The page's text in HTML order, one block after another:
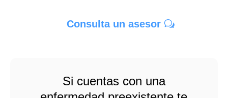
Consulta un asesor
Si cuentas con una